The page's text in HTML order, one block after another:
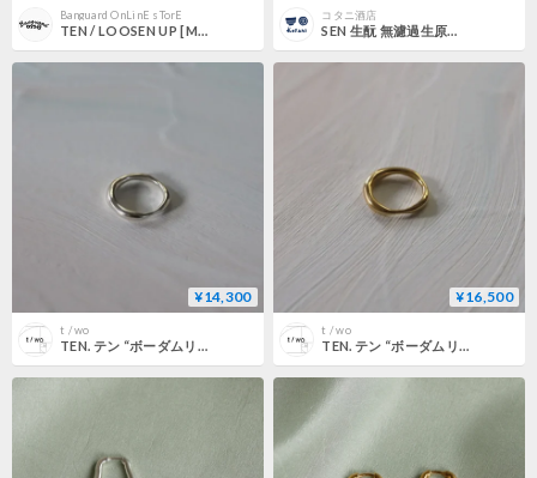
Banguard OnLinE sTorE
TEN / LOOSEN UP [MIX CD]
コタニ酒店
SEN 生酛 無濾過生原酒 うすにごり 720ml
¥14,300
t / wo
TEN. テン “ボーダムリング SV”
¥16,500
t / wo
TEN. テン “ボーダムリング GD”